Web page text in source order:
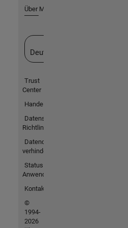
Über MathWorks
Deutschland
Trust
Center
Handelsmarken
Datenschutz-
Richtlinien
Datendiebstahl
verhindern
Status von
Anwendungen
Kontakt
©
1994-
2026